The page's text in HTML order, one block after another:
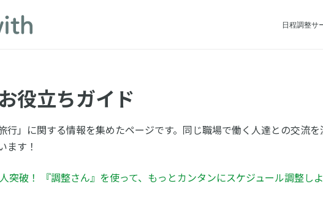
日程調整サ
役立ちガイド
行」に関する情報を集めたページです。同じ職場で働く人達との交流
ます！
突破！ 『調整さん』を使って、もっとカンタンにスケジュール調整しよ